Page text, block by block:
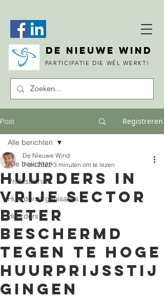
DE NIEUWE WIND
PARTICIPATIE DIE WÉL WERKT!
Post Registreren
Alle berichten
Professionals
Huurdersorganisaties
Huurders
Alle berichten
Huurders in
vrije sector
beter
beschermd
tegen te hoge
huurprijsstij
gingen
De Nieuwe Wind
7 okt 2022 3 minuten om te lezen